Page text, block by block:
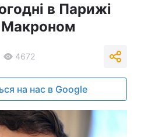
в Парижі
Макроном
4672
на нас в Google